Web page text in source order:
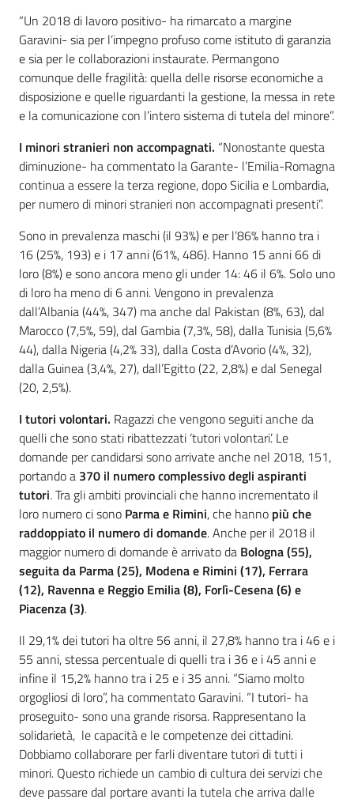
“Un 2018 di lavoro positivo- ha rimarcato a margine
Garavini- sia per l’impegno profuso come istituto di garanzia
e sia per le collaborazioni instaurate. Permangono
comunque delle fragilità: quella delle risorse economiche a
disposizione e quelle riguardanti la gestione, la messa in rete
e la comunicazione con l’intero sistema di tutela del minore”.
I minori stranieri non accompagnati. “Nonostante questa
diminuzione- ha commentato la Garante- l’Emilia-Romagna
continua a essere la terza regione, dopo Sicilia e Lombardia,
per numero di minori stranieri non accompagnati presenti”.
Sono in prevalenza maschi (il 93%) e per l’86% hanno tra i
16 (25%, 193) e i 17 anni (61%, 486). Hanno 15 anni 66 di
loro (8%) e sono ancora meno gli under 14: 46 il 6%. Solo uno
di loro ha meno di 6 anni. Vengono in prevalenza
dall’Albania (44%, 347) ma anche dal Pakistan (8%, 63), dal
Marocco (7,5%, 59), dal Gambia (7,3%, 58), dalla Tunisia (5,6%
44), dalla Nigeria (4,2% 33), dalla Costa d’Avorio (4%, 32),
dalla Guinea (3,4%, 27), dall’Egitto (22, 2,8%) e dal Senegal
(20, 2,5%).
I tutori volontari. Ragazzi che vengono seguiti anche da
quelli che sono stati ribattezzati ‘tutori volontari’. Le
domande per candidarsi sono arrivate anche nel 2018, 151,
portando a 370 il numero complessivo degli aspiranti
tutori. Tra gli ambiti provinciali che hanno incrementato il
loro numero ci sono Parma e Rimini, che hanno più che
raddoppiato il numero di domande. Anche per il 2018 il
maggior numero di domande è arrivato da Bologna (55),
seguita da Parma (25), Modena e Rimini (17), Ferrara
(12), Ravenna e Reggio Emilia (8), Forlì-Cesena (6) e
Piacenza (3).
Il 29,1% dei tutori ha oltre 56 anni, il 27,8% hanno tra i 46 e i
55 anni, stessa percentuale di quelli tra i 36 e i 45 anni e
infine il 15,2% hanno tra i 25 e i 35 anni. “Siamo molto
orgogliosi di loro”, ha commentato Garavini. “I tutori- ha
proseguito- sono una grande risorsa. Rappresentano la
solidarietà, le capacità e le competenze dei cittadini.
Dobbiamo collaborare per farli diventare tutori di tutti i
minori. Questo richiede un cambio di cultura dei servizi che
deve passare dal portare avanti la tutela che arriva dalle